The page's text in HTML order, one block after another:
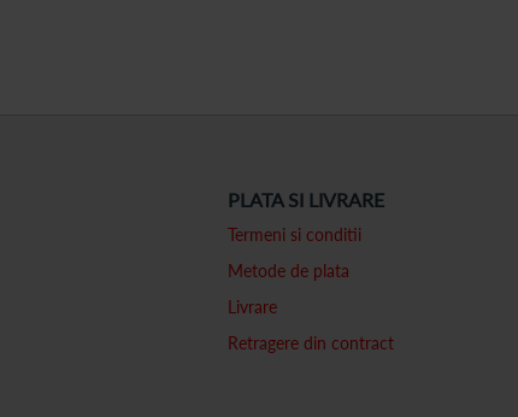
PLATA SI LIVRARE
Termeni si conditii
Metode de plata
Livrare
Retragere din contract